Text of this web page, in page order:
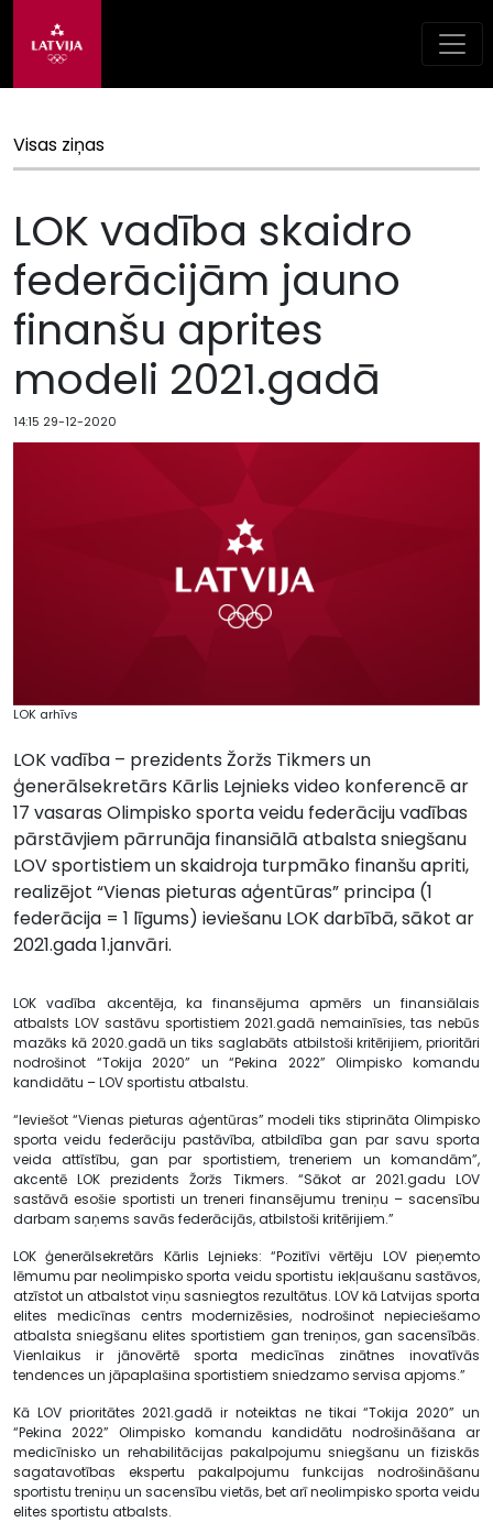
Visas ziņas
LOK vadība skaidro
federācijām jauno
finanšu aprites
modeli 2021.gadā
14:15 29-12-2020
LOK arhīvs
LOK vadība – prezidents Žoržs Tikmers un
ģenerālsekretārs Kārlis Lejnieks video konferencē ar
17 vasaras Olimpisko sporta veidu federāciju vadības
pārstāvjiem pārrunāja finansiālā atbalsta sniegšanu
LOV sportistiem un skaidroja turpmāko finanšu apriti,
realizējot “Vienas pieturas aģentūras” principa (1
federācija = 1 līgums) ieviešanu LOK darbībā, sākot ar
2021.gada 1.janvāri.
LOK vadība akcentēja, ka finansējuma apmērs un finansiālais
atbalsts LOV sastāvu sportistiem 2021.gadā nemainīsies, tas nebūs
mazāks kā 2020.gadā un tiks saglabāts atbilstoši kritērijiem, prioritāri
nodrošinot “Tokija 2020” un “Pekina 2022” Olimpisko komandu
kandidātu – LOV sportistu atbalstu.
“Ieviešot “Vienas pieturas aģentūras” modeli tiks stiprināta Olimpisko
sporta veidu federāciju pastāvība, atbildība gan par savu sporta
veida attīstību, gan par sportistiem, treneriem un komandām”,
akcentē LOK prezidents Žoržs Tikmers. “Sākot ar 2021.gadu LOV
sastāvā esošie sportisti un treneri finansējumu treniņu – sacensību
darbam saņems savās federācijās, atbilstoši kritērijiem.”
LOK ģenerālsekretārs Kārlis Lejnieks: “Pozitīvi vērtēju LOV pieņemto
lēmumu par neolimpisko sporta veidu sportistu iekļaušanu sastāvos,
atzīstot un atbalstot viņu sasniegtos rezultātus. LOV kā Latvijas sporta
elites medicīnas centrs modernizēsies, nodrošinot nepieciešamo
atbalsta sniegšanu elites sportistiem gan treniņos, gan sacensībās.
Vienlaikus ir jānovērtē sporta medicīnas zinātnes inovatīvās
tendences un jāpaplašina sportistiem sniedzamo servisa apjoms.”
Kā LOV prioritātes 2021.gadā ir noteiktas ne tikai “Tokija 2020” un
“Pekina 2022” Olimpisko komandu kandidātu nodrošināšana ar
medicīnisko un rehabilitācijas pakalpojumu sniegšanu un fiziskās
sagatavotības ekspertu pakalpojumu funkcijas nodrošināšanu
sportistu treniņu un sacensību vietās, bet arī neolimpisko sporta veidu
elites sportistu atbalsts.